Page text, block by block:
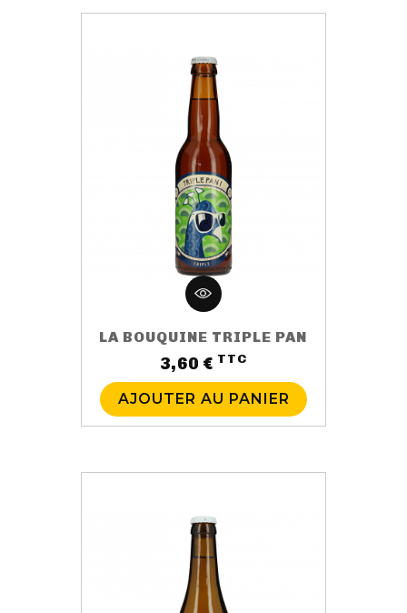
LA BOUQUINE TRIPLE PAN
3,60 € TTCPrix
AJOUTER AU PANIER